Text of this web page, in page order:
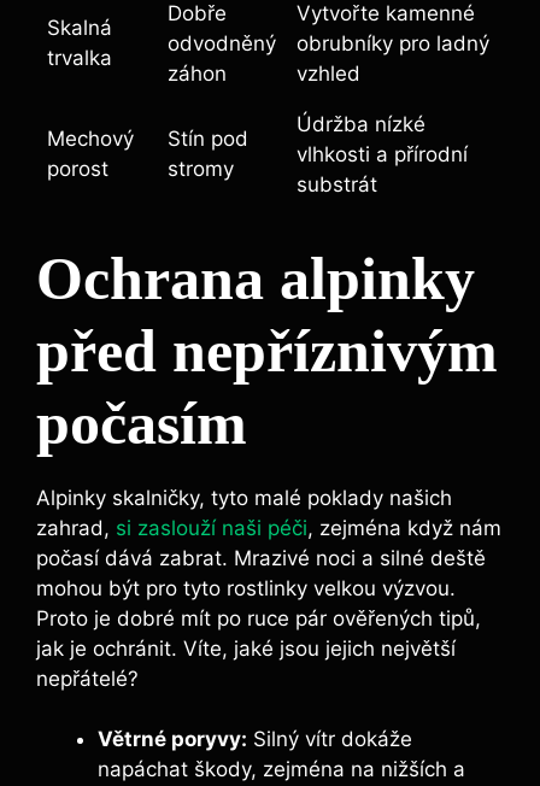
Skalná
trvalka
Dobře
odvodněný
záhon
Vytvořte kamenné
obrubníky pro ladný
vzhled
Mechový
porost
Stín pod
stromy
Údržba nízké
vlhkosti a přírodní
substrát
Ochrana alpinky
před nepříznivým
počasím
Alpinky skalničky, tyto malé poklady našich
zahrad, si zaslouží naši péči, zejména když nám
počasí dává zabrat. Mrazivé noci a silné deště
mohou být pro tyto rostlinky velkou výzvou.
Proto je dobré mít po ruce pár ověřených tipů,
jak je ochránit. Víte, jaké jsou jejich největší
nepřátelé?
Větrné poryvy: Silný vítr dokáže
napáchat škody, zejména na nižších a